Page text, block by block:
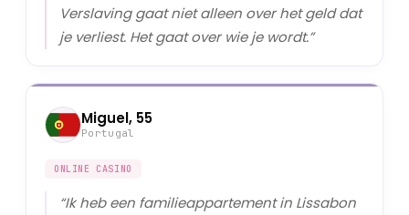
Verslaving gaat niet alleen over het geld dat
je verliest. Het gaat over wie je wordt.”
Miguel, 55
Portugal
ONLINE CASINO
“Ik heb een familieappartement in Lissabon